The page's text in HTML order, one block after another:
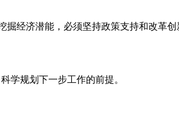
济潜能，必须坚持政策支持和改革创
规划下一步工作的前提。